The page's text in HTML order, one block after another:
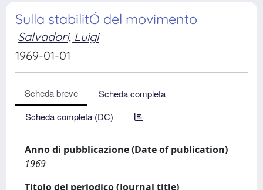
Sulla stabilitÓ del movimento
Salvadori, Luigi
1969-01-01
Scheda breve
Scheda completa
Scheda completa (DC)
Anno di pubblicazione (Date of publication)
1969
Titolo del periodico (Journal title)